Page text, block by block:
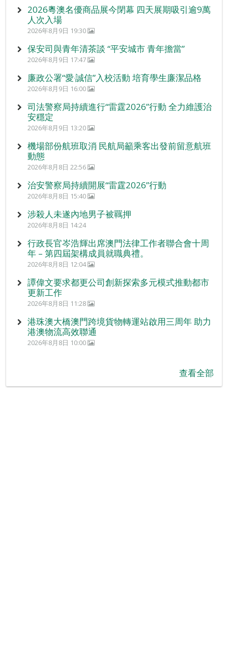
2026粵澳名優商品展今閉幕 四天展期吸引逾9萬
人次入場
2026年8月9日 19:30
保安司與青年清茶談 “平安城市 青年擔當”
2026年8月9日 17:47
廉政公署“愛‧誠信”入校活動 培育學生廉潔品格
2026年8月9日 16:00
司法警察局持續進行“雷霆2026”行動 全力維護治
安穩定
2026年8月9日 13:20
機場部份航班取消 民航局籲乘客出發前留意航班
動態
2026年8月8日 22:56
治安警察局持續開展“雷霆2026”行動
2026年8月8日 15:40
涉殺人未遂內地男子被羈押
2026年8月8日 14:24
行政長官岑浩輝出席澳門法律工作者聯合會十周
年 – 第四屆架構成員就職典禮。
2026年8月8日 12:04
譚偉文要求都更公司創新探索多元模式推動都市
更新工作
2026年8月8日 11:28
港珠澳大橋澳門跨境貨物轉運站啟用三周年 助力
港澳物流高效聯通
2026年8月8日 10:00
查看全部